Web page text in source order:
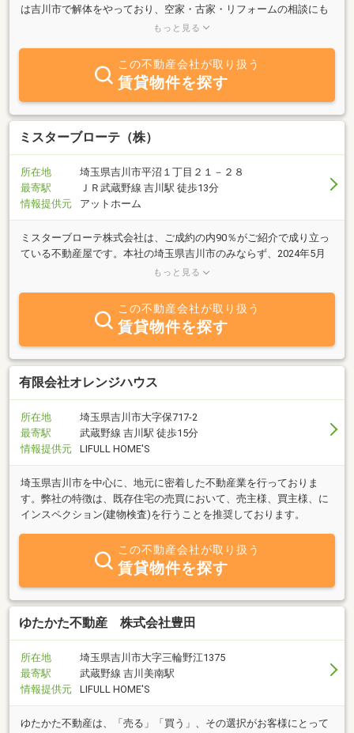
は吉川市で解体をやっており、空家・古家・リフォームの相談にも
プロが対応させて頂きます。あなたの頼れる地域密着No.1でありた
もっと見る
この不動産会社が取り扱う
賃貸物件を探す
ミスターブローテ（株）
所在地
埼玉県吉川市平沼１丁目２１－２８
最寄駅
ＪＲ武蔵野線 吉川駅 徒歩13分
情報提供元
アットホーム
ミスターブローテ株式会社は、ご成約の内90％がご紹介で成り立っ
ている不動産屋です。本社の埼玉県吉川市のみならず、2024年5月
より都内に荒川officeをオープンしました！東京都・埼玉県・千葉
信頼に応えるよう、小さな不動産屋ならではの細やかなサポートを
心がけております。お客様をはじめ、弊社に関わる全ての皆様に支
えられております。～便利屋部門【ブローテアシスト】～・相続し
た物件や売却物件の残置物の撤去、協力会社による建物の解体等を
行います！ お手間のかかる事をまるっとご相談の上、そのまま買
取します！～結婚相談所【ブローテマリアージュ】～結婚相談所で
ら」ではなく、スムーズにお相手と同棲生活を送れるようお住まい
探しもサポートさせて頂きます！また、他業種との関わりが多いた
め、あなたの魅力をたくさん引き出せる数々の提携先をご紹介出来
軽にお問合せ・ご相談ください。
もっと見る
この不動産会社が取り扱う
賃貸物件を探す
有限会社オレンジハウス
所在地
埼玉県吉川市大字保717-2
最寄駅
武蔵野線 吉川駅 徒歩15分
情報提供元
LIFULL HOME'S
埼玉県吉川市を中心に、地元に密着した不動産業を行っておりま
す。弊社の特徴は、既存住宅の売買において、売主様、買主様、に
インスペクション(建物検査)を行うことを推奨しております。
この不動産会社が取り扱う
賃貸物件を探す
ゆたかた不動産 株式会社豊田
所在地
埼玉県吉川市大字三輪野江1375
最寄駅
武蔵野線 吉川美南駅
情報提供元
LIFULL HOME'S
ゆたかた不動産は、「売る」「買う」、その選択がお客様にとって